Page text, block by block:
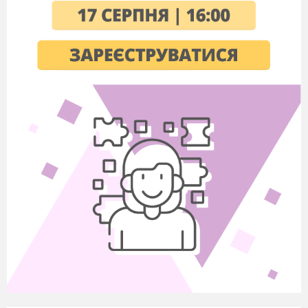
логічний або ритмічний ефект висловлювання.
Вони широко використовуються в
художньому, публіцистичному, ораторському
мовленні.
2. Синтаксичний паралелізм
Визначення.
Синтаксичний паралелізм — це однакова або
подібна будова кількох синтаксичних
конструкцій, розташованих поруч.
ритмізація мовлення;
підсилення емоційного впливу;
логічне зіставлення або узагальнення.